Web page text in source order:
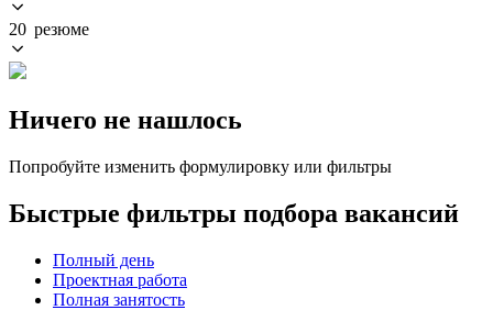
20 резюме
Ничего не нашлось
Попробуйте изменить формулировку или фильтры
Быстрые фильтры подбора вакансий
Полный день
Проектная работа
Полная занятость